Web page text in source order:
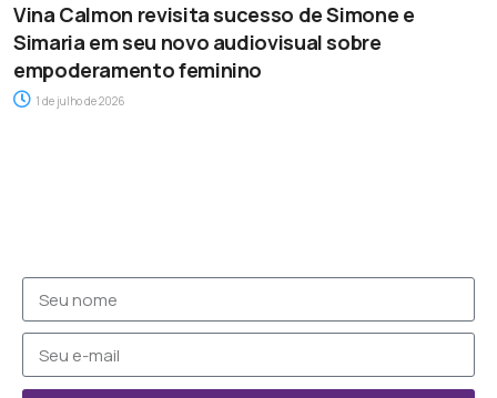
Vina Calmon revisita sucesso de Simone e
Simaria em seu novo audiovisual sobre
empoderamento feminino
1 de julho de 2026